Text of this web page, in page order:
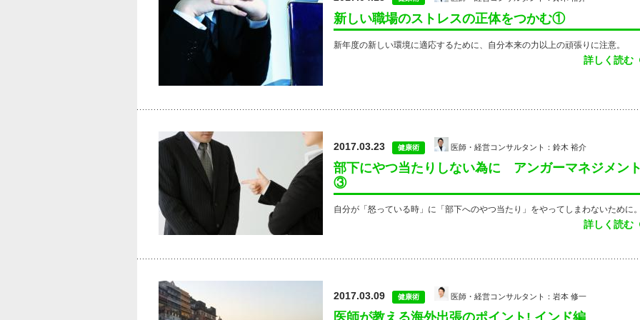
新しい職場のストレスの正体をつかむ①
新年度の新しい環境に適応するために、自分本来の力以上の頑張りに注意。
詳しく読む
2017.03.23 健康術 医師・経営コンサルタント：鈴木 裕介
部下にやつ当たりしない為に アンガーマネジメン
③
自分が「怒っている時」に「部下へのやつ当たり」をやってしまわないために
詳しく読む
2017.03.09 健康術 医師・経営コンサルタント：岩本 修一
医師が教える海外出張のポイント! インド編